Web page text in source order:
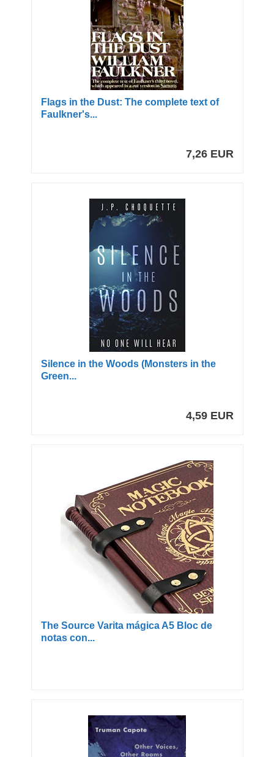
Flags in the Dust: The complete text of
Faulkner's...
7,26 EUR
Silence in the Woods (Monsters in the
Green...
4,59 EUR
The Source Varita mágica A5 Bloc de
notas con...